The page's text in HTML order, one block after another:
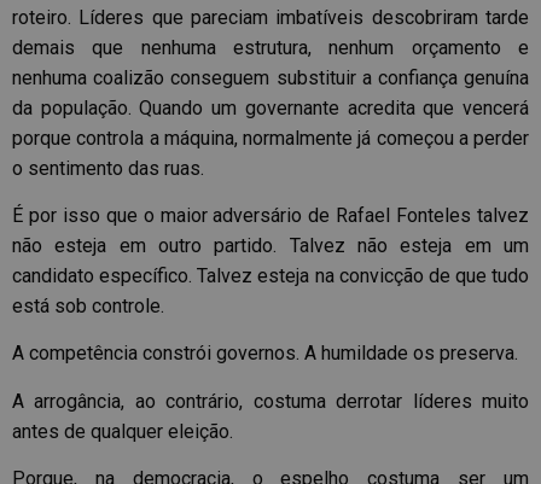
roteiro. Líderes que pareciam imbatíveis descobriram tarde
demais que nenhuma estrutura, nenhum orçamento e
nenhuma coalizão conseguem substituir a confiança genuína
da população. Quando um governante acredita que vencerá
porque controla a máquina, normalmente já começou a perder
o sentimento das ruas.
É por isso que o maior adversário de Rafael Fonteles talvez
não esteja em outro partido. Talvez não esteja em um
candidato específico. Talvez esteja na convicção de que tudo
está sob controle.
A competência constrói governos. A humildade os preserva.
A arrogância, ao contrário, costuma derrotar líderes muito
antes de qualquer eleição.
Porque, na democracia, o espelho costuma ser um